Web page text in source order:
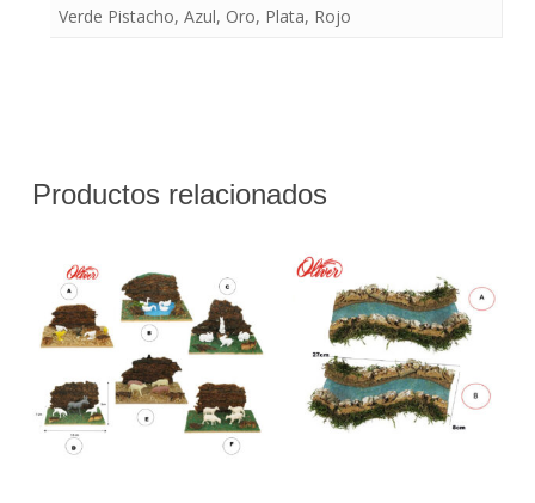
Verde Pistacho, Azul, Oro, Plata, Rojo
Productos relacionados